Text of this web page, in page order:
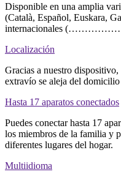
Disponible en una amplia
(Català, Español, Euskara,
internacionales
Localización
Gracias a nuestro
extravío se aleja del domicilio
Hasta 17 aparatos conectados
Puedes conectar hasta 17
los miembros de la familia y
diferentes lugares del hogar.
Multiidioma